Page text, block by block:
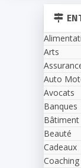
Arts
Auto
Avocats
Banques
Bâtiment
Beauté
Cadeaux
Coaching